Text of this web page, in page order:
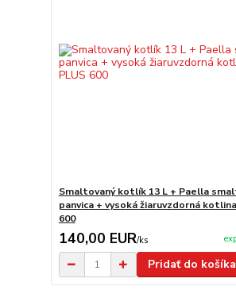
Smaltovaný kotlík 13 L + Paella
panvica + vysoká žiaruvzdorná
600
140,00 EUR/ks
Pridať do košíka